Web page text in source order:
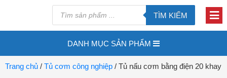
TÌM KIẾM
DANH MỤC SẢN PHẨM
Trang chủ / Tủ cơm công nghiệp / Tủ nấu cơm bằng điện 20 khay